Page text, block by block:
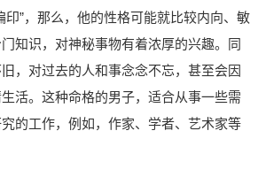
印”，那么，他的性格可能就比较内向、敏
知识，对神秘事物有着浓厚的兴趣。同
，对过去的人和事念念不忘，甚至会因
活。这种命格的男子，适合从事一些需
的工作，例如，作家、学者、艺术家等